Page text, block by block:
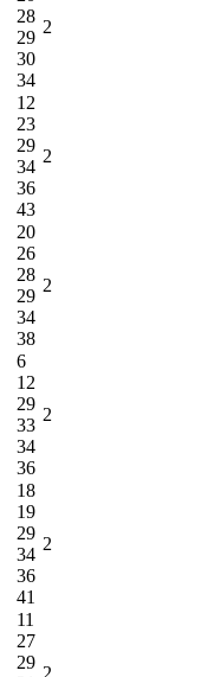
28
29
30
34
2
12
23
29
34
36
43
2
20
26
28
29
34
38
2
6
12
29
33
34
36
2
18
19
29
34
36
41
2
11
27
29
2